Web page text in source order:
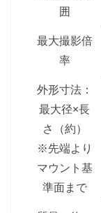
囲
最大撮影倍
率
外形寸法：
最大径×長
さ（約）
※先端より
マウント基
準面まで